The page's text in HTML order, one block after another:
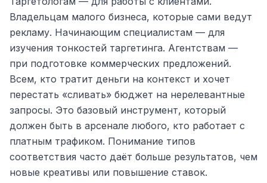
Владельцам малого бизнеса, которые сами ведут
рекламу. Начинающим специалистам — для
изучения тонкостей таргетинга. Агентствам —
при подготовке коммерческих предложений.
Всем, кто тратит деньги на контекст и хочет
перестать «сливать» бюджет на нерелевантные
запросы. Это базовый инструмент, который
должен быть в арсенале любого, кто работает с
платным трафиком. Понимание типов
соответствия часто даёт больше результатов, чем
новые креативы или повышение ставок.